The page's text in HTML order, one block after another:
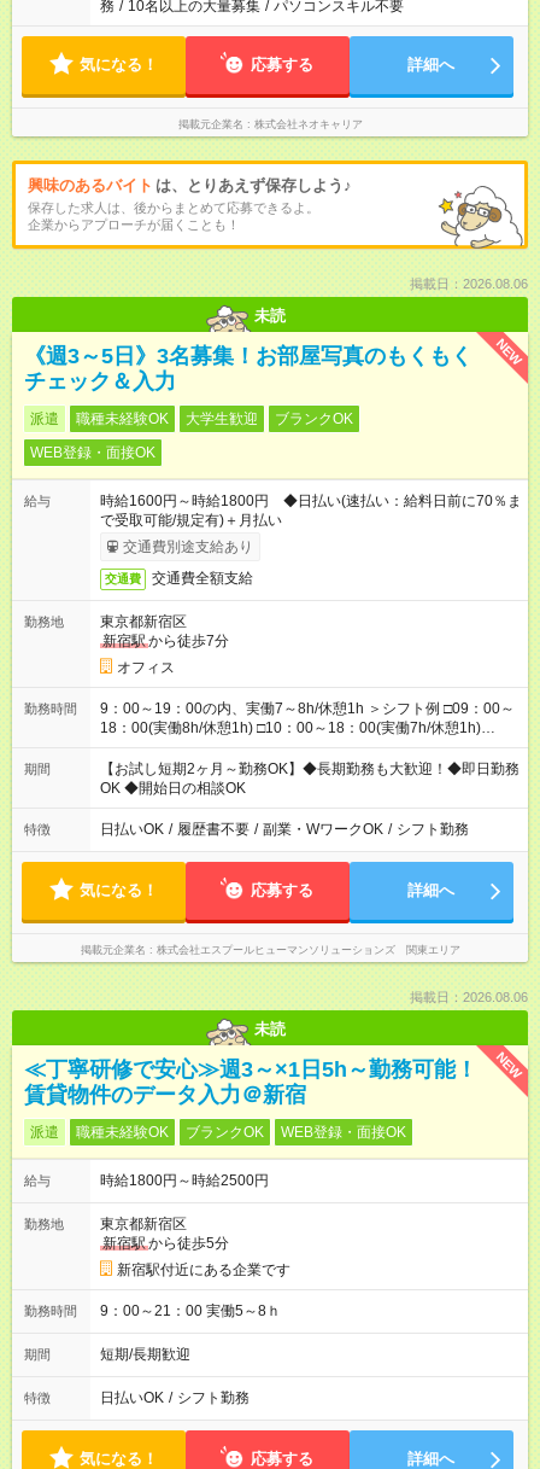
務 / 10名以上の大量募集 / パソコンスキル不要
気になる！ 応募する 詳細へ
掲載元企業名 株式会社ネオキャリア
興味のあるバイト は、とりあえず保存しよう♪
保存した求人は、後からまとめて応募できるよ。
企業からアプローチが届くことも！
掲載日：2026.08.06
未読
NEW
《週3～5日》3名募集！お部屋写真のもくもく
チェック＆入力
派遣 職種未経験OK 大学生歓迎
ブランクOK
WEB登録・面接OK
給与
時給1600円～時給1800円 ◆日払い(速払い：給料日前に70％ま
で受取可能/規定有)＋月払い
交通費別途支給あり
交通費 交通費全額支給
勤務地
東京都新宿区
新宿駅から徒歩7分
オフィス
勤務時間
9：00～19：00の内、実働7～8h/休憩1h ＞シフト例 □09：00～
18：00(実働8h/休憩1h) □10：00～18：00(実働7h/休憩1h)
□10：00～19：00(実働8h/休憩1h) □11：00～19：00(実働7h/休
憩1h) ◆勤務時間固定の相談OK ◆上記以外の勤務時間も相談OK
期間
【お試し短期2ヶ月～勤務OK】◆長期勤務も大歓迎！◆即日勤務
OK ◆開始日の相談OK
特徴 日払いOK / 履歴書不要 / 副業・WワークOK / シフト勤務
気になる！ 応募する 詳細へ
掲載元企業名 株式会社エスプールヒューマンソリューションズ 関東エリア
掲載日：2026.08.06
未読
NEW
≪丁寧研修で安心≫週3～×1日5h～勤務可能！
賃貸物件のデータ入力＠新宿
派遣 職種未経験OK ブランクOK WEB登録・面接OK
給与 時給1800円～時給2500円
勤務地
東京都新宿区
新宿駅から徒歩5分
新宿駅付近にある企業です
勤務時間 9：00～21：00 実働5～8ｈ
期間 短期/長期歓迎
特徴 日払いOK / シフト勤務
気になる！ 応募する 詳細へ